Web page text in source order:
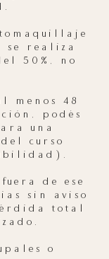
se realiza
50%, no
menos 48
podés
una
curso
de ese
sin aviso
total
o